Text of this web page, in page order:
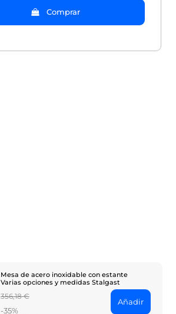
Comprar
Mesa de acero inoxidable con estante
Varias opciones y medidas Stalgast
Regular
price
356,18 €
-35%
Añadir